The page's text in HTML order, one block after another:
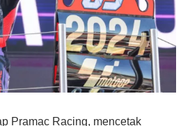
Pramac Racing, mencetak